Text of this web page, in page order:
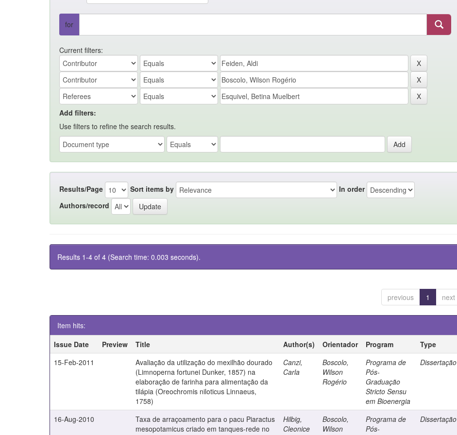
for
Current filters:
Add filters:
Use filters to refine the search results.
Results/Page Sort items by
In order
Authors/record
Results 1-4 of 4 (Search time: 0.003 seconds).
previous 1 next
Item hits:
Issue Date
Preview Title Author(s) Orientador Program
Type
15-Feb-2011
Avaliação da utilização do mexilhão dourado
(Limnoperna fortunei Dunker, 1857) na
elaboração de farinha para alimentação da
tilápia (Oreochromis niloticus Linnaeus,
1758)
Canzi,
Carla
Boscolo,
Wilson
Rogério
Programa de
Pós-
Graduação
Stricto Sensu
em Bioenergia
Dissertação
16-Aug-2010
Taxa de arraçoamento para o pacu Piaractus
mesopotamicus criado em tanques-rede no
Hilbig,
Cleonice
Boscolo,
Wilson
Programa de
Pós-
Dissertação